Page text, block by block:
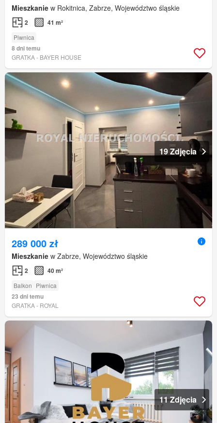
Mieszkanie w Rokitnica, Zabrze, Województwo śląskie
2 41 m²
Piwnica
8 dni temu
GRATKA - BAYER HOUSE
19 Zdjęcia
289 000 zł
Mieszkanie w Zabrze, Województwo śląskie
2 40 m²
Balkon Piwnica
23 dni temu
GRATKA - ROYAL
11 Zdjęcia